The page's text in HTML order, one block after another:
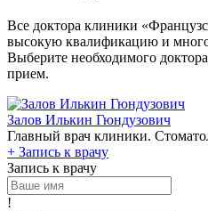
Все доктора клиники
высокую квалификацию и
Выберите необходимого
прием.
Залов Илькин Гюндузович
Главный врач клиники.
+ Запись к врачу
Запись к врачу
!